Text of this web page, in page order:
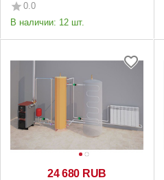
0.0
В наличии: 12 шт.
24 680 RUB